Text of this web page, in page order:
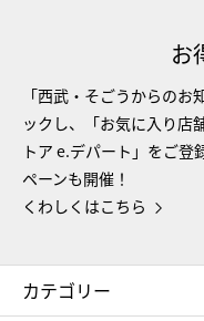
お
「西武・そごうからの
ックし、「お気に入り店
トア e.デパート」をご
ペーンも開催！
くわしくはこちら
カテゴリー